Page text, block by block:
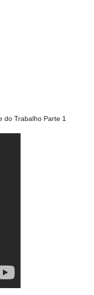
do Trabalho Parte 1